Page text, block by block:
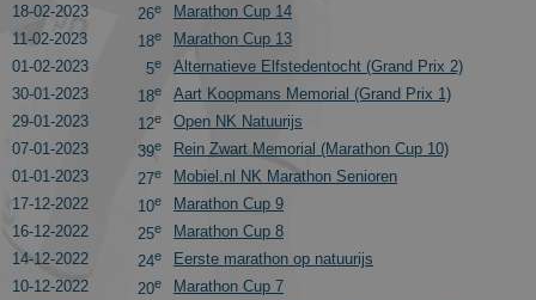
18-02-2023
26e
Marathon Cup 14
11-02-2023
18e
Marathon Cup 13
01-02-2023
5e
Alternatieve Elfstedentocht (Grand Prix 2)
30-01-2023
18e
Aart Koopmans Memorial (Grand Prix 1)
29-01-2023
12e
Open NK Natuurijs
07-01-2023
39e
Rein Zwart Memorial (Marathon Cup 10)
01-01-2023
27e
Mobiel.nl NK Marathon Senioren
17-12-2022
10e
Marathon Cup 9
16-12-2022
25e
Marathon Cup 8
14-12-2022
24e
Eerste marathon op natuurijs
10-12-2022
20e
Marathon Cup 7